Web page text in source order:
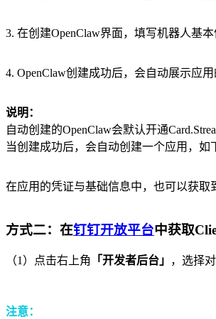
3. 在创建OpenClaw界面，填写机器人基
4. OpenClaw创建成功后，会自动展示应用
说明：
自动创建的OpenClaw会默认开通
当创建成功后，会自动创建一个应用，如
在应用的凭证与基础信息中，也可以获取
方式二：在钉钉开放平台中获取
（1）点击右上角 「开发者后台」 ，选择
注意：